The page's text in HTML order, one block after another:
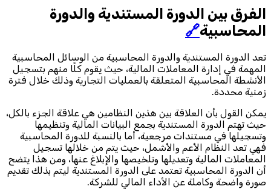
الفرق بين الدورة المستندية والدورة
المحاسبية🔗
تعد الدورة المستندية والدورة المحاسبية من الوسائل المحاسبية
المهمة في إدارة المعاملات المالية، حيث يقوم كلًا منهم بتسجيل
الأنشطة المحاسبية المتعلقة بالعمليات التجارية وذلك خلال فترة
زمنية محددة.
يمكن القول بأن العلاقة بين هذين النظامين هي علاقة الجزء بالكل،
حيث تهتم الدورة المستندية بجمع البيانات المالية وتنظيمها
وتسجيلها في مستندات مرجعية، أما بالنسبة للدورة المحاسبية
فهي تعد النظام الأعم والأشمل، حيث يتم من خلالها تسجيل
المعاملات المالية وتعديلها وتلخيصها والإبلاغ عنها، ومن هذا يتضح
أن الدورة المحاسبية تعتمد على الدورة المستندية ليتم بذلك تقديم
صورة واضحة وكاملة عن الأداء المالي للشركة.